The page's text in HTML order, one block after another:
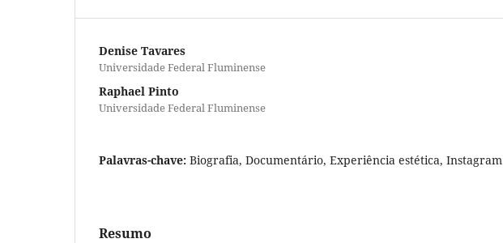
Denise Tavares
Universidade Federal Fluminense
Raphael Pinto
Universidade Federal Fluminense
Palavras-chave: Biografia, Documentário, Experiência estética, Instagram
Resumo